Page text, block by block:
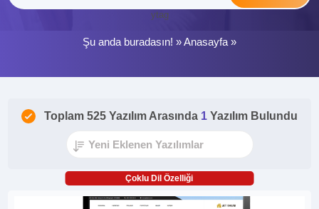
ytag
Şu anda buradasın! »Anasayfa »
Toplam 525 Yazılım Arasında 1 Yazılım Bulundu
Çoklu Dil Özelliği